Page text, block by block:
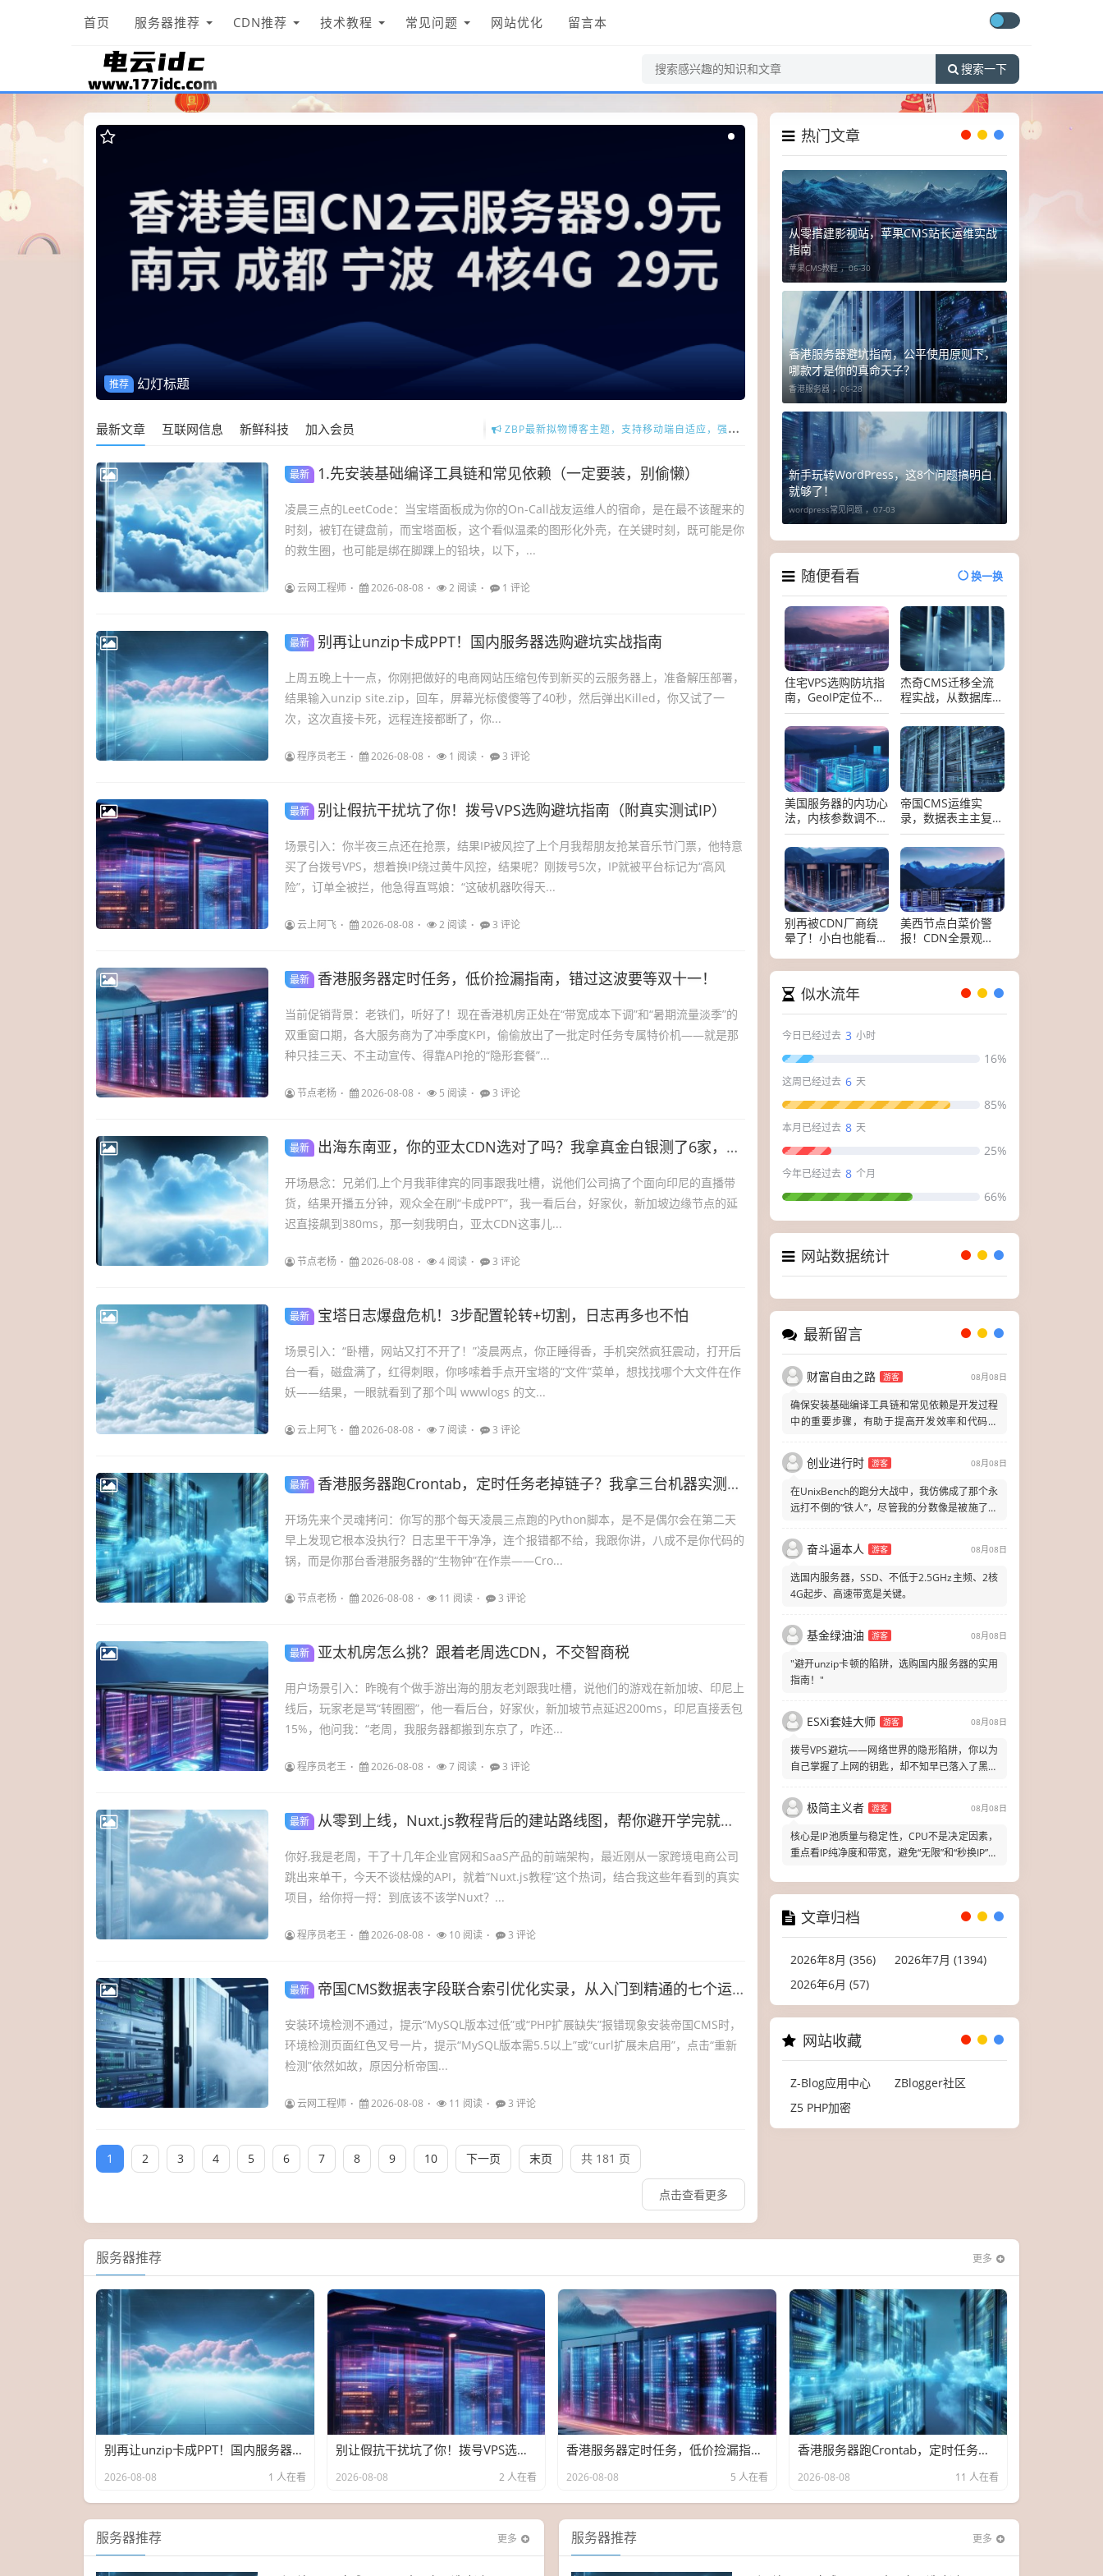
首页 服务器推荐 CDN推荐 技术教程 常见问题 网站优化 留言本
搜索一下
推荐 幻灯标题
最新文章 互联网信息 新鲜科技 加入会员 李洋博客主题QUIETLEE支持全局夜间模式，点击查看更多主题详情介绍。
最新 1.先安装基础编译工具链和常见依赖（一定要装，别偷懒）
凌晨三点的LeetCode：当宝塔面板成为你的On-Call战友运维人的宿命，是在最不该醒来的
时刻，被钉在键盘前，而宝塔面板，这个看似温柔的图形化外壳，在关键时刻，既可能是你
的救生圈，也可能是绑在脚踝上的铅块，以下，...
云网工程师 2026-08-08 2 阅读 1 评论
最新 别再让unzip卡成PPT！国内服务器选购避坑实战指南
上周五晚上十一点，你刚把做好的电商网站压缩包传到新买的云服务器上，准备解压部署，
结果输入unzip site.zip，回车，屏幕光标傻傻等了40秒，然后弹出Killed，你又试了一
次，这次直接卡死，远程连接都断了，你...
程序员老王 2026-08-08 1 阅读 3 评论
最新 别让假抗干扰坑了你！拨号VPS选购避坑指南（附真实测试IP）
场景引入：你半夜三点还在抢票，结果IP被风控了上个月我帮朋友抢某音乐节门票，他特意
买了台拨号VPS，想着换IP绕过黄牛风控，结果呢？刚拨号5次，IP就被平台标记为“高风
险”，订单全被拦，他急得直骂娘：“这破机器吹得天...
云上阿飞 2026-08-08 2 阅读 3 评论
最新 香港服务器定时任务，低价捡漏指南，错过这波要等双十一！
当前促销背景：老铁们，听好了！现在香港机房正处在“带宽成本下调”和“暑期流量淡季”的
双重窗口期，各大服务商为了冲季度KPI，偷偷放出了一批定时任务专属特价机——就是那
种只挂三天、不主动宣传、得靠API抢的“隐形套餐”...
节点老杨 2026-08-08 5 阅读 3 评论
最新 出海东南亚，你的亚太CDN选对了吗？我拿真金白银测了6家，结果有点意外
开场悬念：兄弟们,上个月我菲律宾的同事跟我吐槽，说他们公司搞了个面向印尼的直播带
货，结果开播五分钟，观众全在刷“卡成PPT”，我一看后台，好家伙，新加坡边缘节点的延
迟直接飙到380ms，那一刻我明白，亚太CDN这事儿...
节点老杨 2026-08-08 4 阅读 3 评论
最新 宝塔日志爆盘危机！3步配置轮转+切割，日志再多也不怕
场景引入：“卧槽，网站又打不开了！”凌晨两点，你正睡得香，手机突然疯狂震动，打开后
台一看，磁盘满了，红得刺眼，你哆嗦着手点开宝塔的“文件”菜单，想找找哪个大文件在作
妖——结果，一眼就看到了那个叫 wwwlogs 的文...
云上阿飞 2026-08-08 7 阅读 3 评论
最新 香港服务器跑Crontab，定时任务老掉链子？我拿三台机器实测给你看
开场先来个灵魂拷问：你写的那个每天凌晨三点跑的Python脚本，是不是偶尔会在第二天
早上发现它根本没执行？日志里干干净净，连个报错都不给，我跟你讲，八成不是你代码的
锅，而是你那台香港服务器的“生物钟”在作祟——Cro...
节点老杨 2026-08-08 11 阅读 3 评论
最新 亚太机房怎么挑？跟着老周选CDN，不交智商税
用户场景引入：昨晚有个做手游出海的朋友老刘跟我吐槽，说他们的游戏在新加坡、印尼上
线后，玩家老是骂“转圈圈”，他一看后台，好家伙，新加坡节点延迟200ms，印尼直接丢包
15%，他问我：“老周，我服务器都搬到东京了，咋还...
程序员老王 2026-08-08 7 阅读 3 评论
最新 从零到上线，Nuxt.js教程背后的建站路线图，帮你避开学完就废的坑
你好,我是老周，干了十几年企业官网和SaaS产品的前端架构，最近刚从一家跨境电商公司
跳出来单干，今天不谈枯燥的API，就着“Nuxt.js教程”这个热词，结合我这些年看到的真实
项目，给你捋一捋：到底该不该学Nuxt？...
程序员老王 2026-08-08 10 阅读 3 评论
最新 帝国CMS数据表字段联合索引优化实录，从入门到精通的七个运维坑
安装环境检测不通过，提示“MySQL版本过低”或“PHP扩展缺失”报错现象安装帝国CMS时，
环境检测页面红色叉号一片，提示“MySQL版本需5.5以上”或“curl扩展未启用”，点击“重新
检测”依然如故，原因分析帝国...
云网工程师 2026-08-08 11 阅读 3 评论
1 2 3 4 5 6 7 8 9 10 下一页 末页 共 181 页
点击查看更多
热门文章
从零搭建影视站，苹果CMS站长运维实战
指南
苹果CMS教程 ，06-30
香港服务器避坑指南，公平使用原则下，
哪款才是你的真命天子？
香港服务器 ， 06-28
新手玩转WordPress，这8个问题搞明白
就够了！
wordpress常见问题 ， 07-03
随便看看 换一换
住宅VPS选购防坑指
南，GeoIP定位不
准，可能就是这几步
没做对
杰奇CMS迁移全流
程实战，从数据库重
构到性能优化的终极
方案
美国服务器的内功心
法，内核参数调不
好，独享带宽也白搭
帝国CMS运维实
录，数据表主主复制
与十二个高频故障的
终极排障手册
别再被CDN厂商绕
晕了！小白也能看懂
台选购避坑指南
美西节点白菜价警
报！CDN全景观
谁在悄悄割韭菜？
似水流年
今日已经过去 3 小时
16%
这周已经过去 6 天
85%
本月已经过去 8 天
25%
今年已经过去 8 个月
66%
网站数据统计
最新留言
财富自由之路 游客 08月08日
确保安装基础编译工具链和常见依赖是开发过程
中的重要步骤，有助于提高开发效率和代码质
创业进行时 游客 08月08日
在UnixBench的跑分大战中，我仿佛成了那个永
远打不倒的“铁人”，尽管我的分数像是被施了魔
奋斗逼本人 游客 08月08日
选国内服务器，SSD、不低于2.5GHz主频、2核
4G起步、高速带宽是关键。
基金绿油油 游客 08月08日
"避开unzip卡顿的陷阱，选购国内服务器的实用
指南！"
ESXi套娃大师 游客 08月08日
拨号VPS避坑——网络世界的隐形陷阱，你以为
自己掌握了上网的钥匙，却不知早已落入了黑客
极简主义者 游客 08月08日
核心是IP池质量与稳定性，CPU不是决定因素，
重点看IP纯净度和带宽，避免“无限”和“秒换IP”陷
文章归档
2026年8月 (356)
2026年7月 (1394)
2026年6月 (57)
网站收藏
Z-Blog应用中心
ZBlogger社区
Z5 PHP加密
服务器推荐 更多
别再让unzip卡成PPT！国内服务器选购避坑实战指南
2026-08-08 1 人在看
别让假抗干扰坑了你！拨号VPS选购避坑指南（附真实测试IP）
2026-08-08 2 人在看
香港服务器定时任务，低价捡漏指南，错过这波要等双十一！
2026-08-08 5 人在看
香港服务器跑Crontab，定时任务老掉链子？我拿三台机器实测给你看
2026-08-08 11 人在看
服务器推荐 更多 服务器推荐 更多